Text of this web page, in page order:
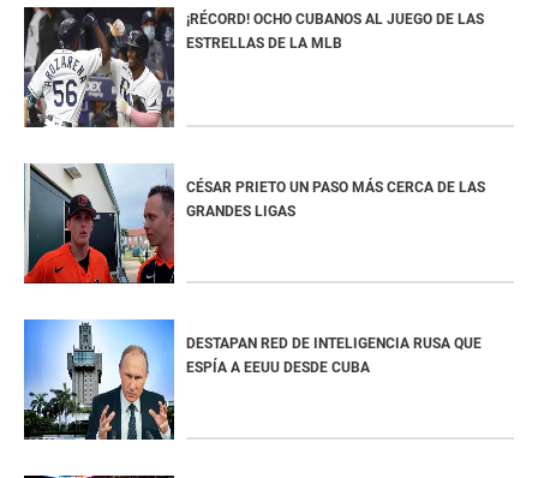
¡RÉCORD! OCHO CUBANOS AL JUEGO DE LAS
ESTRELLAS DE LA MLB
CÉSAR PRIETO UN PASO MÁS CERCA DE LAS
GRANDES LIGAS
DESTAPAN RED DE INTELIGENCIA RUSA QUE
ESPÍA A EEUU DESDE CUBA